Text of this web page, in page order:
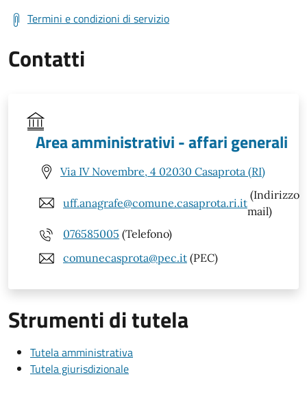
Termini e condizioni di servizio
Contatti
Area amministrativi - affari generali
Via IV Novembre, 4 02030 Casaprota (RI)
uff.anagrafe@comune.casaprota.ri.it
(Indirizzo
mail)
076585005 (Telefono)
comunecasprota@pec.it (PEC)
Strumenti di tutela
Tutela amministrativa
Tutela giurisdizionale